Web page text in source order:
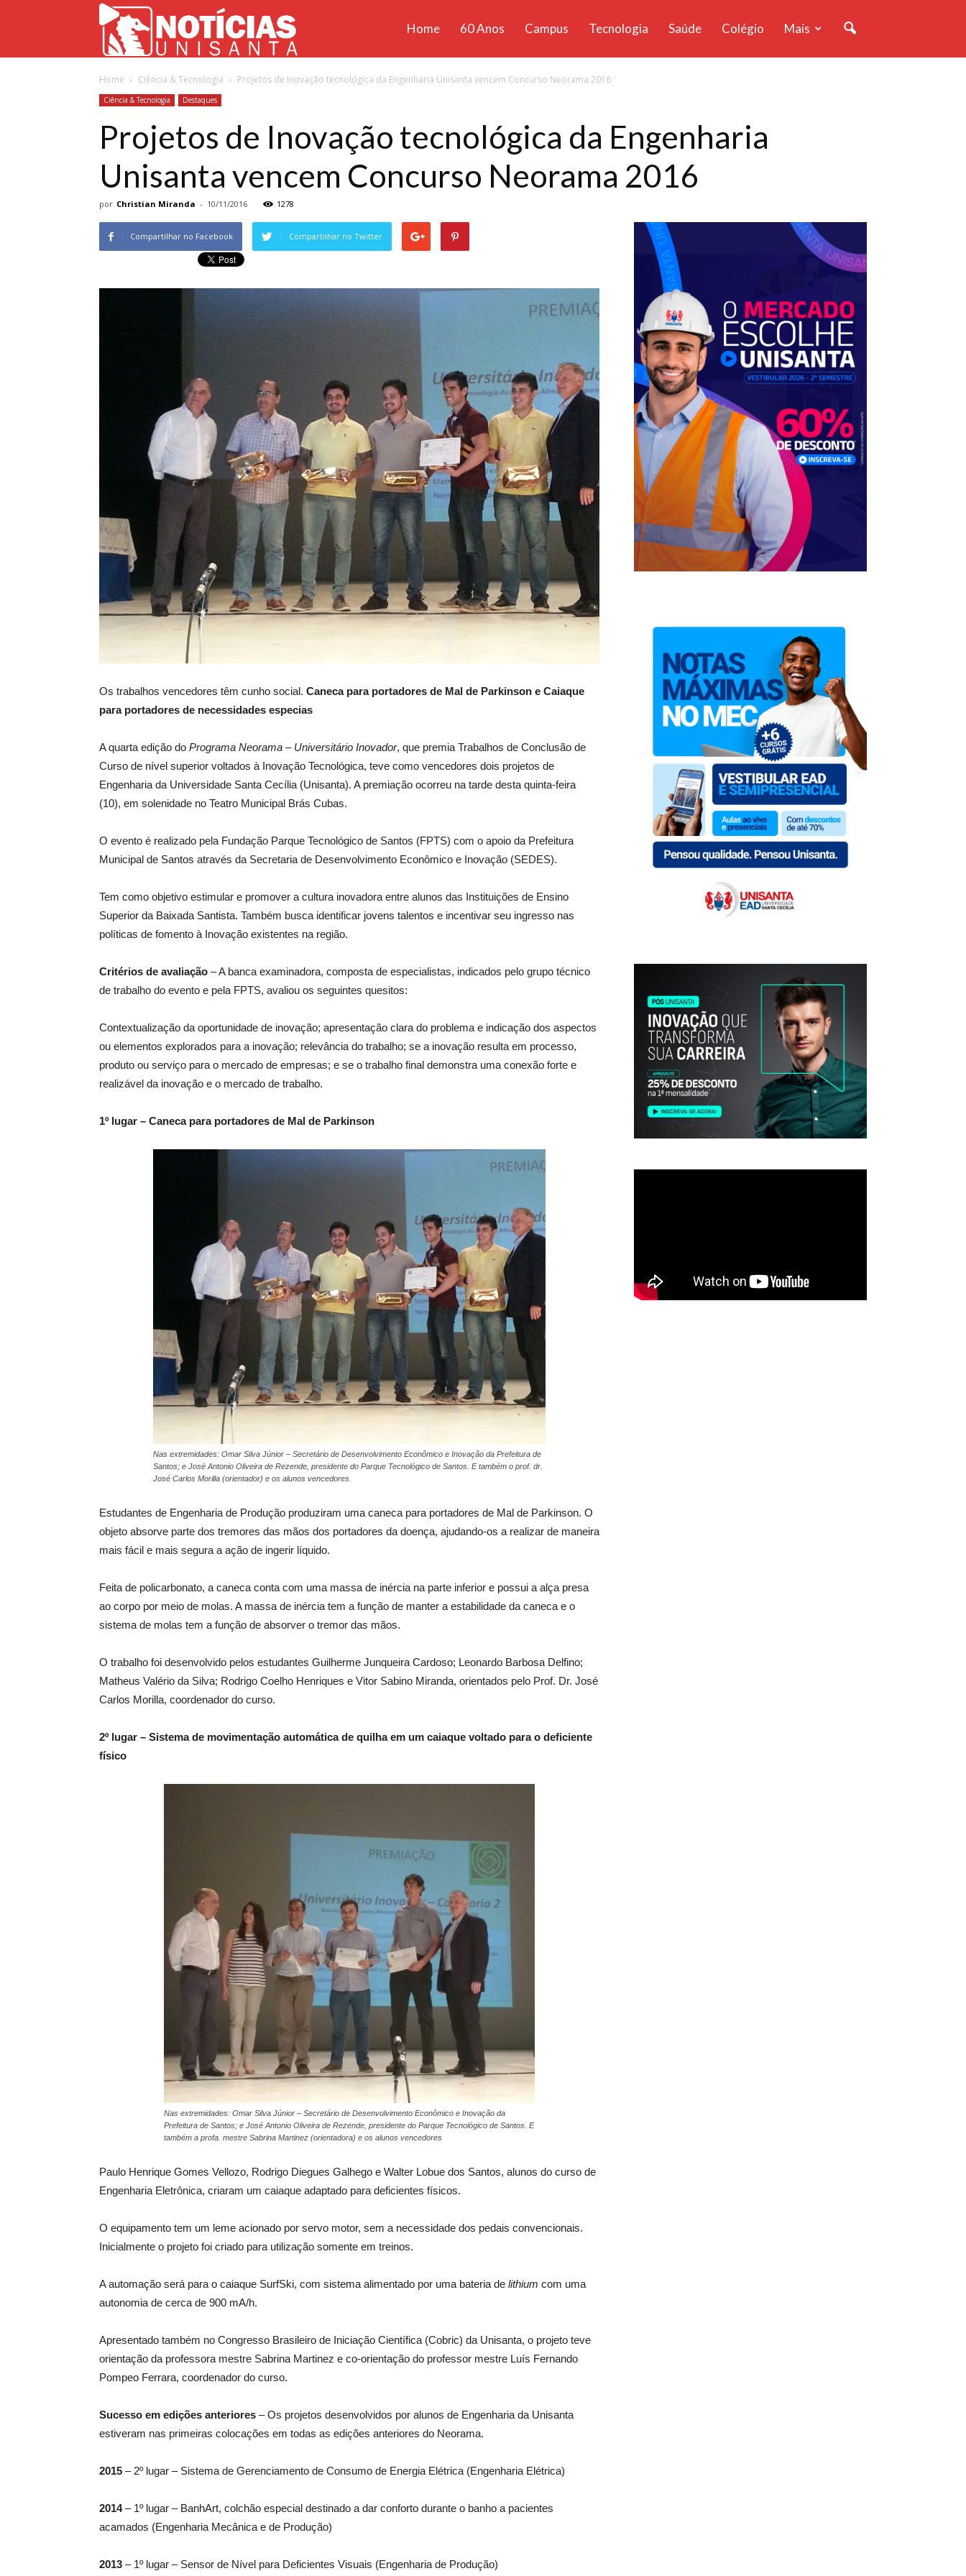
Unisanta
Home 60 Anos Campus Tecnologia Saúde Colégio Mais
Home Ciência & Tecnologia Projetos de Inovação tecnológica da Engenharia Unisanta vencem Concurso Neorama 2016
Ciência & Tecnologia Destaques
Projetos de Inovação tecnológica da Engenharia
Unisanta vencem Concurso Neorama 2016
por Christian Miranda - 10/11/2016 1278
Compartilhar no Facebook Compartilhar no Twitter
Os trabalhos vencedores têm cunho social. Caneca para portadores de Mal de Parkinson e Caiaque
para portadores de necessidades especias
A quarta edição do Programa Neorama – Universitário Inovador, que premia Trabalhos de Conclusão de
Curso de nível superior voltados à Inovação Tecnológica, teve como vencedores dois projetos de
Engenharia da Universidade Santa Cecília (Unisanta). A premiação ocorreu na tarde desta quinta-feira
(10), em solenidade no Teatro Municipal Brás Cubas.
O evento é realizado pela Fundação Parque Tecnológico de Santos (FPTS) com o apoio da Prefeitura
Municipal de Santos através da Secretaria de Desenvolvimento Econômico e Inovação (SEDES).
Tem como objetivo estimular e promover a cultura inovadora entre alunos das Instituições de Ensino
Superior da Baixada Santista. Também busca identificar jovens talentos e incentivar seu ingresso nas
políticas de fomento à Inovação existentes na região.
Critérios de avaliação – A banca examinadora, composta de especialistas, indicados pelo grupo técnico
de trabalho do evento e pela FPTS, avaliou os seguintes quesitos:
Contextualização da oportunidade de inovação; apresentação clara do problema e indicação dos aspectos
ou elementos explorados para a inovação; relevância do trabalho; se a inovação resulta em processo,
produto ou serviço para o mercado de empresas; e se o trabalho final demonstra uma conexão forte e
realizável da inovação e o mercado de trabalho.
1º lugar – Caneca para portadores de Mal de Parkinson
Nas extremidades: Omar Silva Júnior – Secretário de Desenvolvimento Econômico e Inovação da Prefeitura de
Santos; e José Antonio Oliveira de Rezende, presidente do Parque Tecnológico de Santos. E também o prof. dr.
José Carlos Morilla (orientador) e os alunos vencedores.
Estudantes de Engenharia de Produção produziram uma caneca para portadores de Mal de Parkinson. O
objeto absorve parte dos tremores das mãos dos portadores da doença, ajudando-os a realizar de maneira
mais fácil e mais segura a ação de ingerir líquido.
Feita de policarbonato, a caneca conta com uma massa de inércia na parte inferior e possui a alça presa
ao corpo por meio de molas. A massa de inércia tem a função de manter a estabilidade da caneca e o
sistema de molas tem a função de absorver o tremor das mãos.
O trabalho foi desenvolvido pelos estudantes Guilherme Junqueira Cardoso; Leonardo Barbosa Delfino;
Matheus Valério da Silva; Rodrigo Coelho Henriques e Vitor Sabino Miranda, orientados pelo Prof. Dr. José
Carlos Morilla, coordenador do curso.
2º lugar – Sistema de movimentação automática de quilha em um caiaque voltado para o deficiente
físico
Nas extremidades: Omar Silva Júnior – Secretário de Desenvolvimento Econômico e Inovação da
Prefeitura de Santos; e José Antonio Oliveira de Rezende, presidente do Parque Tecnológico de Santos. E
também a profa. mestre Sabrina Martinez (orientadora) e os alunos vencedores
Paulo Henrique Gomes Vellozo, Rodrigo Diegues Galhego e Walter Lobue dos Santos, alunos do curso de
Engenharia Eletrônica, criaram um caiaque adaptado para deficientes físicos.
O equipamento tem um leme acionado por servo motor, sem a necessidade dos pedais convencionais.
Inicialmente o projeto foi criado para utilização somente em treinos.
A automação será para o caiaque SurfSki, com sistema alimentado por uma bateria de lithium com uma
autonomia de cerca de 900 mA/h.
Apresentado também no Congresso Brasileiro de Iniciação Científica (Cobric) da Unisanta, o projeto teve
orientação da professora mestre Sabrina Martinez e co-orientação do professor mestre Luís Fernando
Pompeo Ferrara, coordenador do curso.
Sucesso em edições anteriores – Os projetos desenvolvidos por alunos de Engenharia da Unisanta
estiveram nas primeiras colocações em todas as edições anteriores do Neorama.
2015 – 2º lugar – Sistema de Gerenciamento de Consumo de Energia Elétrica (Engenharia Elétrica)
2014– 1º lugar – BanhArt, colchão especial destinado a dar conforto durante o banho a pacientes
acamados (Engenharia Mecânica e de Produção)
2013 – 1º lugar – Sensor de Nível para Deficientes Visuais (Engenharia de Produção)